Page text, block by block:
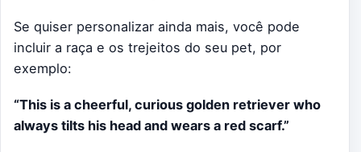
Se quiser personalizar ainda mais, você pode
incluir a raça e os trejeitos do seu pet, por
exemplo:
“This is a cheerful, curious golden retriever who
always tilts his head and wears a red scarf.”